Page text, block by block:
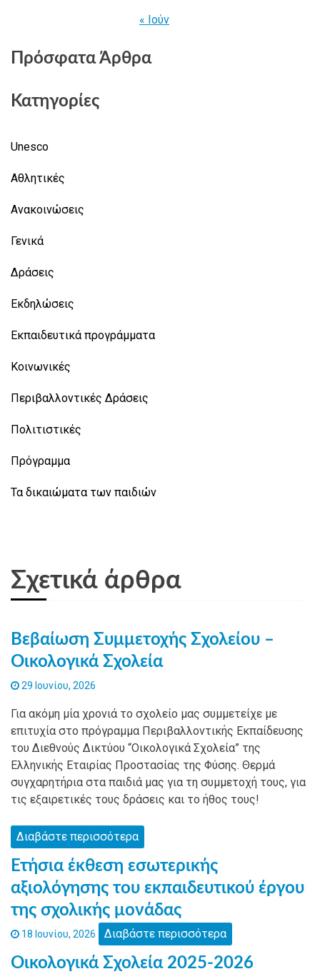
« Ιούν
Πρόσφατα Άρθρα
Κατηγορίες
Unesco
Αθλητικές
Ανακοινώσεις
Γενικά
Δράσεις
Εκδηλώσεις
Εκπαιδευτικά προγράμματα
Κοινωνικές
Περιβαλλοντικές Δράσεις
Πολιτιστικές
Πρόγραμμα
Τα δικαιώματα των παιδιών
Σχετικά άρθρα
Βεβαίωση Συμμετοχής Σχολείου –
Οικολογικά Σχολεία
29 Ιουνίου, 2026
Για ακόμη μία χρονιά το σχολείο μας συμμετείχε με
επιτυχία στο πρόγραμμα Περιβαλλοντικής Εκπαίδευσης
του Διεθνούς Δικτύου “Οικολογικά Σχολεία” της
Ελληνικής Εταιρίας Προστασίας της Φύσης. Θερμά
συγχαρητήρια στα παιδιά μας για τη συμμετοχή τους, για
τις εξαιρετικές τους δράσεις και το ήθος τους!
Διαβάστε περισσότερα
Ετήσια έκθεση εσωτερικής
αξιολόγησης του εκπαιδευτικού έργου
της σχολικής μονάδας
18 Ιουνίου, 2026 Διαβάστε περισσότερα
Οικολογικά Σχολεία 2025-2026